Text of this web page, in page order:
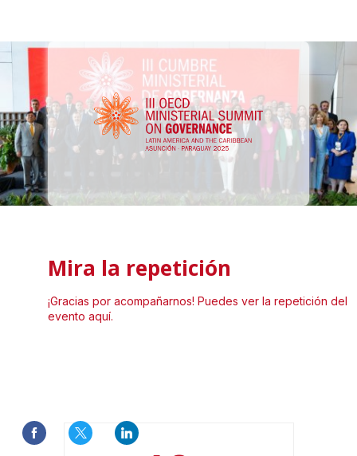
Mira la repetición
¡Gracias por acompañarnos! Puedes ver la repetición del
evento aquí.